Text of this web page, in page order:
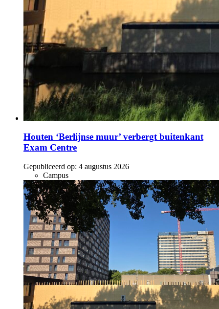
Houten ‘Berlijnse muur’ verbergt buitenkant
Exam Centre
Gepubliceerd op: 4 augustus 2026
Campus